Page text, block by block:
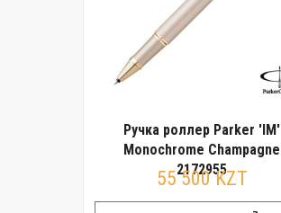
Ручка роллер Parker 'IM'
Monochrome Champagne
2172955
55 500 KZT